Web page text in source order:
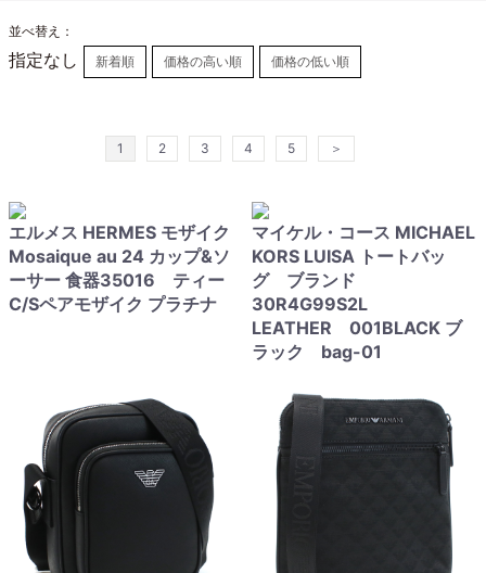
並べ替え：
指定なし 新着順 価格の高い順 価格の低い順
1 2 3 4 5 ＞
エルメス HERMES モザイク
Mosaique au 24 カップ&ソ
ーサー 食器35016 ティー
C/Sペアモザイク プラチナ
マイケル・コース MICHAEL
KORS LUISA トートバッ
グ ブランド
30R4G99S2L
LEATHER 001BLACK ブ
ラック bag-01